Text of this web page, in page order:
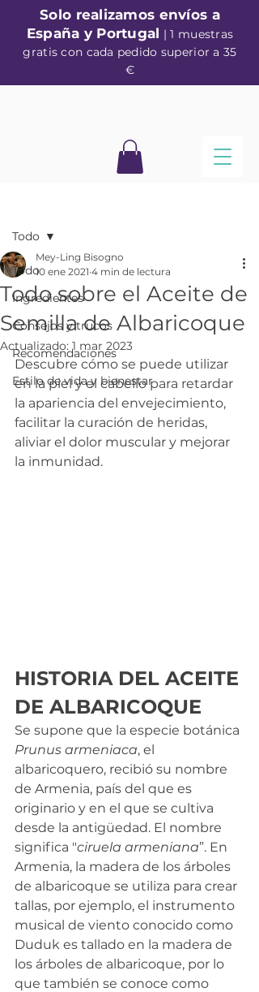
Solo realizamos envíos a
España y Portugal | 1 muestras
gratis con cada pedido superior a 35
€
Todo
Ingredientes
Consejos y trucos
Recomendaciones
Estilo de vida y bienestar
Todo
Todo sobre el Aceite de
Semilla de Albaricoque
Mey-Ling Bisogno
10 ene 2021 4 min de lectura
Actualizado: 1 mar 2023
Descubre cómo se puede utilizar
en la piel y el cabello para retardar
la apariencia del envejecimiento,
facilitar la curación de heridas,
aliviar el dolor muscular y mejorar
la inmunidad.
HISTORIA DEL ACEITE
DE ALBARICOQUE
Se supone que la especie botánica
Prunus armeniaca, el
albaricoquero, recibió su nombre
de Armenia, país del que es
originario y en el que se cultiva
desde la antigüedad. El nombre
significa "ciruela armeniana”. En
Armenia, la madera de los árboles
de albaricoque se utiliza para crear
tallas, por ejemplo, el instrumento
musical de viento conocido como
Duduk es tallado en la madera de
los árboles de albaricoque, por lo
que también se conoce como